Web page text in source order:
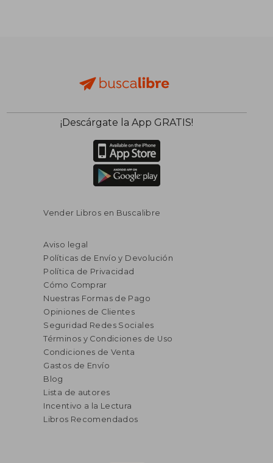
¡Descárgate la App GRATIS!
Vender Libros en Buscalibre
Aviso legal
Políticas de Envío y Devolución
Política de Privacidad
Cómo Comprar
Nuestras Formas de Pago
Opiniones de Clientes
Seguridad Redes Sociales
Términos y Condiciones de Uso
Condiciones de Venta
Gastos de Envío
Blog
Lista de autores
Incentivo a la Lectura
Libros Recomendados